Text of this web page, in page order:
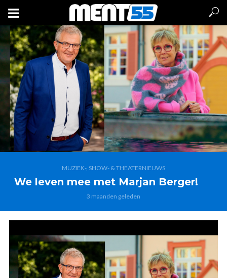
MUZIEK-, SHOW- & THEATERNIEUWS
We leven mee met Marjan Berger!
3 maanden geleden